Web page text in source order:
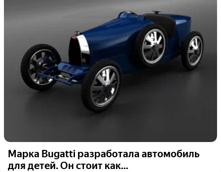
Марка Bugatti разработала автомобиль
для детей. Он стоит как...